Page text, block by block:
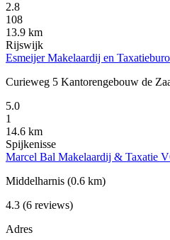
2.8
108
13.9 km
Rijswijk
Esmeijer Makelaardij en Taxatieburo
Curieweg 5 Kantorengebouw de
5.0
1
14.6 km
Spijkenisse
Marcel Bal Makelaardij & Taxatie
Middelharnis (0.6 km)
4.3 (6 reviews)
Adres